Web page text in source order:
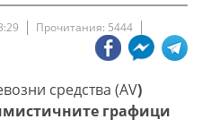
Прочитания: 5444
средства (AV)
графици